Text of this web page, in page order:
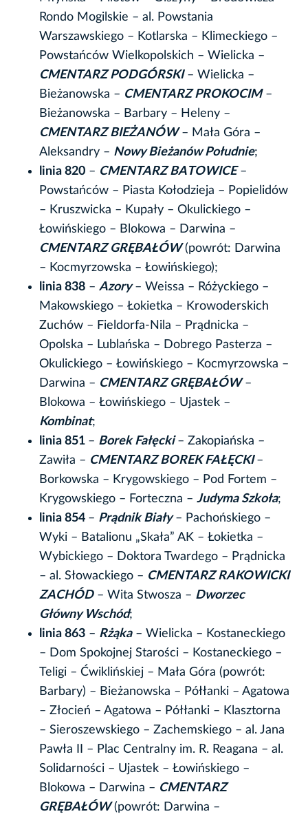
Rondo Mogilskie – al. Powstania
Warszawskiego – Kotlarska – Klimeckiego –
Powstańców Wielkopolskich – Wielicka –
CMENTARZ PODGÓRSKI– Wielicka –
Bieżanowska – CMENTARZ PROKOCIM–
Bieżanowska – Barbary – Heleny –
CMENTARZ BIEŻANÓW– Mała Góra –
Aleksandry – Nowy Bieżanów Południe;
linia 820 – CMENTARZ BATOWICE–
Powstańców – Piasta Kołodzieja – Popielidów
– Kruszwicka – Kupały – Okulickiego –
Łowińskiego – Blokowa – Darwina –
CMENTARZ GRĘBAŁÓW(powrót: Darwina
– Kocmyrzowska – Łowińskiego);
linia 838 – Azory– Weissa – Różyckiego –
Makowskiego – Łokietka – Krowoderskich
Zuchów – Fieldorfa-Nila – Prądnicka –
Opolska – Lublańska – Dobrego Pasterza –
Okulickiego – Łowińskiego – Kocmyrzowska –
Darwina – CMENTARZ GRĘBAŁÓW–
Blokowa – Łowińskiego – Ujastek –
Kombinat;
linia 851 – Borek Fałęcki– Zakopiańska –
Zawiła – CMENTARZ BOREK FAŁĘCKI–
Borkowska – Krygowskiego – Pod Fortem –
Krygowskiego – Forteczna – Judyma Szkoła;
linia 854 – Prądnik Biały– Pachońskiego –
Wyki – Batalionu „Skała” AK – Łokietka –
Wybickiego – Doktora Twardego – Prądnicka
– al. Słowackiego – CMENTARZ RAKOWICKI
ZACHÓD– Wita Stwosza – Dworzec
Główny Wschód;
linia 863 – Rżąka– Wielicka – Kostaneckiego
– Dom Spokojnej Starości – Kostaneckiego –
Teligi – Ćwiklińskiej – Mała Góra (powrót:
Barbary) – Bieżanowska – Półłanki – Agatowa
– Złocień – Agatowa – Półłanki – Klasztorna
– Sieroszewskiego – Zachemskiego – al. Jana
Pawła II – Plac Centralny im. R. Reagana – al.
Solidarności – Ujastek – Łowińskiego –
Blokowa – Darwina – CMENTARZ
GRĘBAŁÓW(powrót: Darwina –